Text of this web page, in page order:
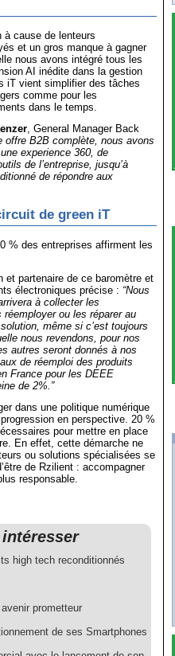
à cause de lenteurs
et un gros manque à gagner
nous avons intégré tous les
AI inédite dans la gestion
iT vient simplifier des tâches
comme pour les
dans le temps.
, General Manager Back
offre B2B complète, nous avons
experience 360, de
de l’entreprise, jusqu’à
de répondre aux
de green iT
% des entreprises affirment les
et partenaire de ce baromètre et
électroniques précise : “Nous
à collecter les
ou les réparer au
même si c’est toujours
nous revendons, pour nos
autres seront donnés à nos
de réemploi des produits
France pour les DEEE
de 2%.”
dans une politique numérique
en perspective. 20 %
pour mettre en place
En effet, cette démarche ne
ou solutions spécialisées se
de Rzilient : accompagner
responsable.
high tech reconditionnés
prometteur
de ses Smartphones